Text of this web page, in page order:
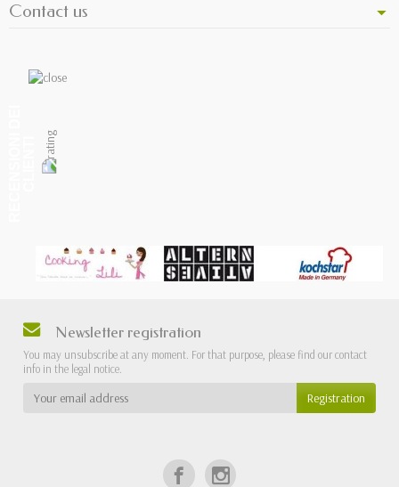
Contact us
Newsletter registration
You may unsubscribe at any moment. For that purpose, please find our contact
info in the legal notice.
Registration